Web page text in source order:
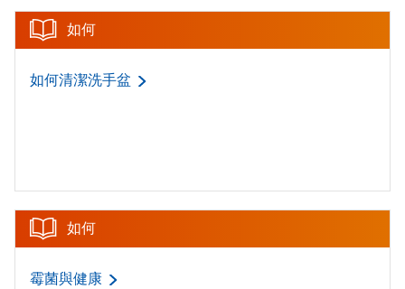
如何
如何清潔洗手盆
如何
霉菌與健康